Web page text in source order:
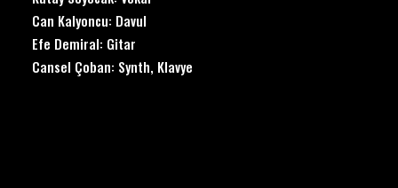
Can Kalyoncu: Davul
Efe Demiral: Gitar
Cansel Çoban: Synth, Klavye